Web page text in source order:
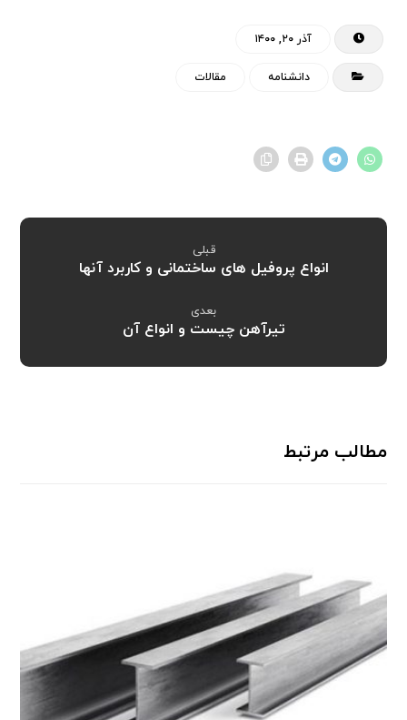
آذر ۲۰, ۱۴۰۰
دانشنامه مقالات
قبلی
انواع پروفیل های ساختمانی و کاربرد آنها
بعدی
تیرآهن چیست و انواع آن
مطالب مرتبط